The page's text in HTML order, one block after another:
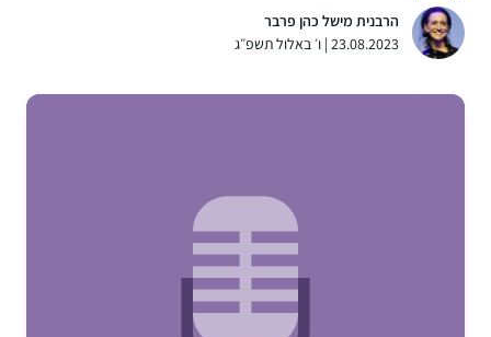
הרבנית מישל כהן פרבר
23.08.2023 | ו׳ באלול תשפ״ג